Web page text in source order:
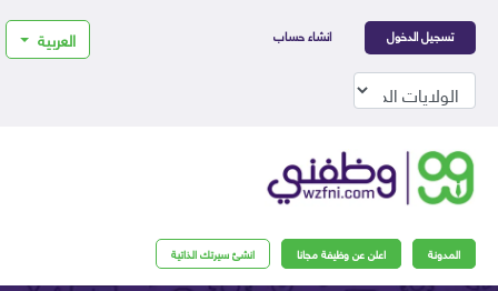
تسجيل الدخول انشاء حساب العربية
المدونة اعلن عن وظيفة مجانا انشئ سيرتك الذاتية